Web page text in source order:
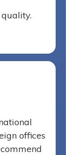
offices